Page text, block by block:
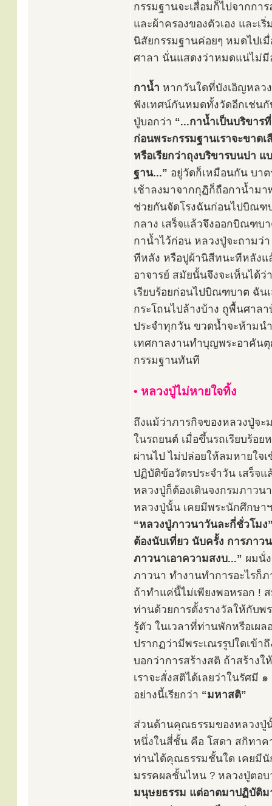
กรรมฐานจะเสื่อมก็ไปจากกา
และผ้าครองของตัวเอง และ
นิสัยกรรมฐานค่อยๆ หมดไปเ
ศาลา นั่นแสดงว่าหมดแน่ไม่มี
กาน้ำ หากวันใดที่บังเอิญหลว
ฟังเทศน์กันหมดทั้งวัดอีกเช่น
ปู่บอกว่า “...กาน้ำเป็นบริขาร
ก่อนพระกรรมฐานเราจะขาด
หรือเรียกว่าถุงบริขารบนบ่า
ฐาน...” อยู่วัดก็เหมือนกัน บา
เช้าลงมาจากกุฏิก็ถือกาน้ำมา
ช่วยกันจัดโรงฉันก่อนไปบิณฑ
กลาง เสร็จแล้วจึงออกบิณฑบ
กาน้ำไว้ก่อน หลวงปู่จะถามว่
ทีหลัง หรือปูผ้านิสีทนะทีหลังแ
อาจารย์ สมัยนั้นจึงจะเห็นได้ว่
เรียบร้อยก่อนไปบิณฑบาต ฉัน
กระโถนไปล้างบ้าง ถูพื้นศาล
ประจำทุกวัน ขวดน้ำจะห้ามน
เทศกาลงานทำบุญพระอาคันตุ
กรรมฐานทันที
• หลวงปู่ไม่หายใจทิ้ง
ถึงแม้ว่าภารกิจของหลวงปู่จ
ในรถยนต์ เมื่อขึ้นรถเรียบร้อ
ผ่านไป ไม่ปล่อยให้ลมหายใจ
ปฏิบัติข้อวัตรประจำวัน เสร็จ
หลวงปู่ก็ต้องเดินจงกรมภาว
หลวงปู่นั้น เคยมีพระนักศึกษา
“หลวงปู่ภาวนาวันละกี่ชั่วโมง
ต้องนับเที่ยว นับครั้ง การภาว
ภาวนาเอาความสงบ...” ผมนั่
ภาวนา ทำงานทำการอะไรก็
ถ้าทำแค่นี้ไม่เพียงพอหรอก !
ท่านด้วยการตั้งรางวัลให้กับพ
รู้ตัว ในเวลาที่ท่านพักหรือเผล
ปรากฏว่ามีพระเณรรูปใดเข้า
บอกว่าการสร้างสติ ถ้าสร้าง
เราจะสั่งสติได้เลยว่าในรัศมี
อย่างนี้เรียกว่า “มหาสติ”
ส่วนด้านคุณธรรมของหลวงปู่
หนึ่งในสี่ชั้น คือ โสดา สกิทาค
ท่านได้คุณธรรมชั้นใด เคยมีนั
มรรคผลชั้นไหน ? หลวงปู่ตอ
มนุษยธรรม แต่อาตมาปฏิบัติ